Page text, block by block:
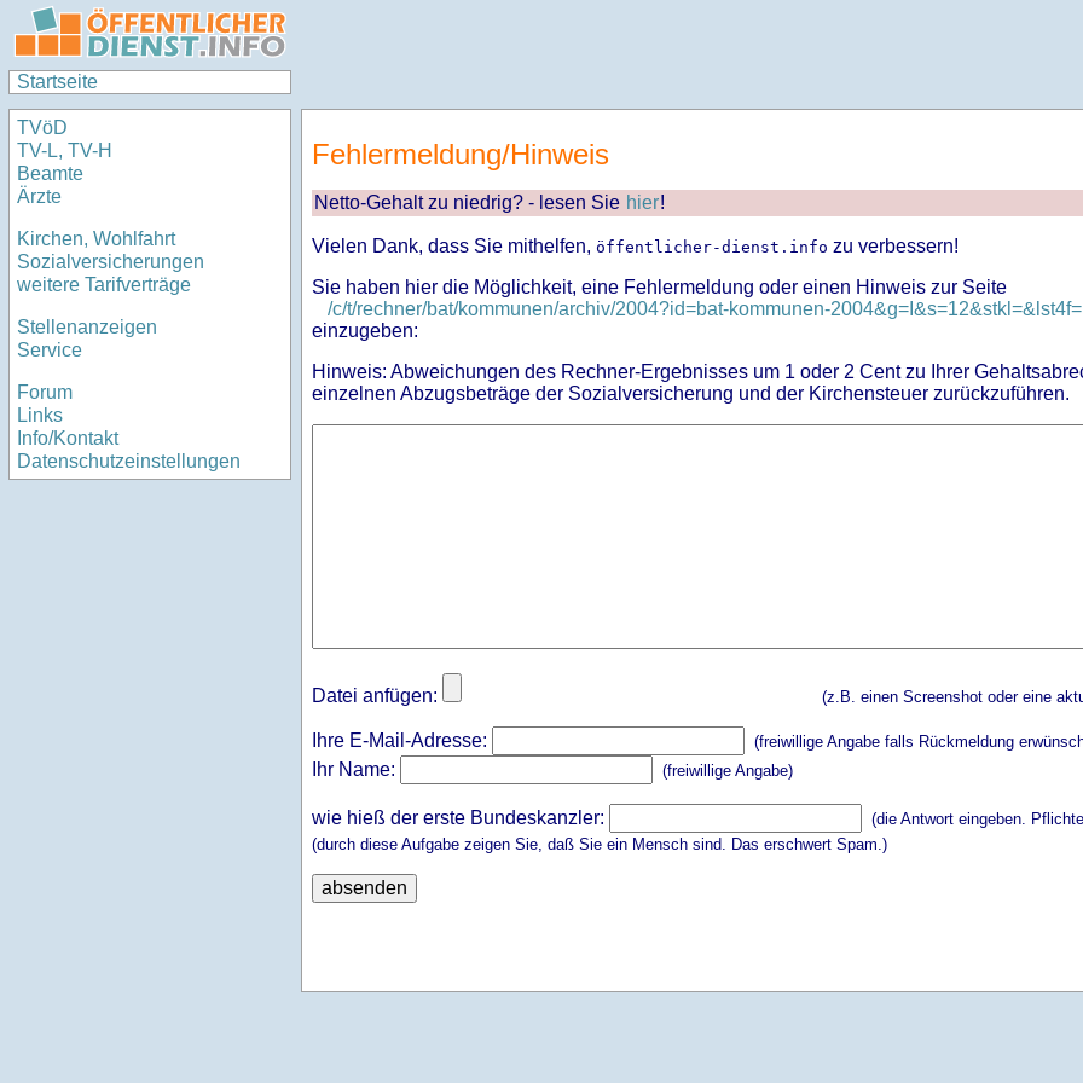
Startseite
TVöD
TV-L, TV-H
Beamte
Ärzte
Kirchen, Wohlfahrt
Sozialversicherungen
weitere Tarifverträge
Stellenanzeigen
Service
Forum
Links
Info/Kontakt
Datenschutzeinstellungen
Fehlermeldung/Hinweis
Netto-Gehalt zu niedrig? - lesen Sie hier!
Vielen Dank, dass Sie mithelfen, öffentlicher-dienst.info zu verbessern!
Sie haben hier die Möglichkeit, eine Fehlermeldung oder einen Hinweis zur Seite
/c/t/rechner/bat/kommunen/archiv/2004?id=bat-kommunen-
einzugeben:
Hinweis: Abweichungen des Rechner-Ergebnisses um 1 oder 2 Cent zu Ihrer
einzelnen Abzugsbeträge der Sozialversicherung und der Kirchensteuer zurückzuführen.
Datei anfügen: (z.B. einen Screenshot oder eine
Ihre E-Mail-Adresse: (freiwillige Angabe falls Rückmeldung
Ihr Name: (freiwillige Angabe)
wie hieß der erste Bundeskanzler:
(die Antwort eingeben.
(durch diese Aufgabe zeigen Sie, daß Sie ein Mensch sind. Das erschwert Spam.)